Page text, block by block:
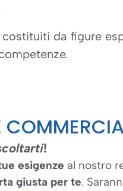
da figure
!
esigenze al nostro
giusta per te.